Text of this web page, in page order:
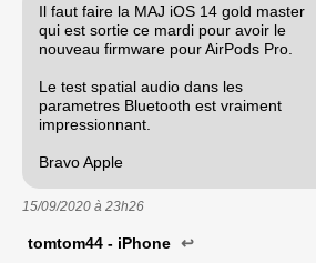
Il faut faire la MAJ iOS 14 gold master
qui est sortie ce mardi pour avoir le
nouveau firmware pour AirPods Pro.
Le test spatial audio dans les
parametres Bluetooth est vraiment
impressionnant.
Bravo Apple
15/09/2020 à 23h26
tomtom44 - iPhone ↩